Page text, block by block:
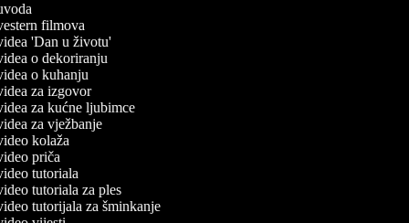
filmova
'Dan u životu'
o dekoriranju
o kuhanju
za izgovor
za kućne ljubimce
za vježbanje
kolaža
priča
tutoriala
tutoriala za ples
tutorijala za šminkanje